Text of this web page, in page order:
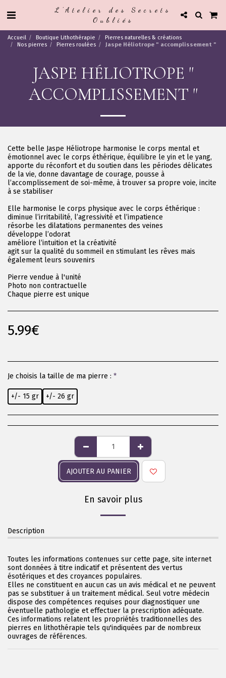
L'Atelier des Secrets
Oubliés
Accueil Boutique Lithothérapie
Pierres naturelles & créations
Nos pierres
Pierres roulées Jaspe Héliotrope " accomplissement "
JASPE HÉLIOTROPE "
ACCOMPLISSEMENT "
Cette belle Jaspe Héliotrope harmonise le corps mental et
émotionnel avec le corps éthérique, équilibre le yin et le yang,
apporte du réconfort et du soutien dans les périodes délicates
de la vie, donne davantage de courage, pousse à
l’accomplissement de soi-même, à trouver sa propre voie, incite
à se stabiliser
Elle harmonise le corps physique avec le corps éthérique :
diminue l’irritabilité, l’agressivité et l’impatience
résorbe les dilatations permanentes des veines
développe l’odorat
améliore l’intuition et la créativité
agit sur la qualité du sommeil en stimulant les rêves mais
également leurs souvenirs
Pierre vendue à l'unité
Photo non contractuelle
Chaque pierre est unique
5.99€
Je choisis la taille de ma pierre : *
+/- 15 gr +/- 26 gr
AJOUTER AU PANIER
En savoir plus
Description
Toutes les informations contenues sur cette page, site internet
sont données à titre indicatif et présentent des vertus
ésotériques et des croyances populaires.
Elles ne constituent en aucun cas un avis médical et ne peuvent
pas se substituer à un traitement médical. Seul votre médecin
dispose des compétences requises pour diagnostiquer une
éventuelle pathologie et effectuer la prescription adéquate.
Ces informations relatent les propriétés traditionnelles des
pierres en lithothérapie tels qu'indiquées par de nombreux
ouvrages de références.